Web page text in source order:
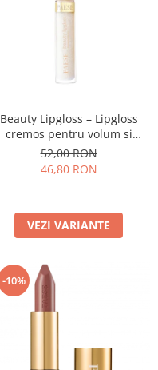
Beauty Lipgloss – Lipgloss
cremos pentru volum si
stralucire naturala
52,00 RON
46,80 RON
VEZI VARIANTE
-10%